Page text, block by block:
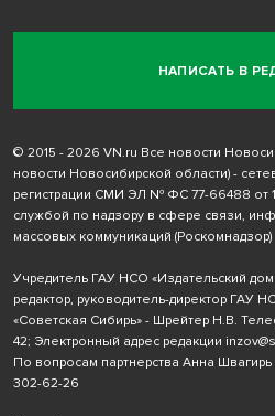
НАПИСАТЬ В
© 2015 - 2026 VN.ru Все новости
новости Новосибирской области) -
регистрации СМИ ЭЛ № ФС 77-66488 от
службой по надзору в сфере связи,
массовых коммуникаций (Роскомнадзор)
Учредитель ГАУ НСО «Издательский
редактор, руководитель-директор ГАУ
«Советская Сибирь» - Шрейтер Н.В.
42; Электронный адрес редакции
По вопросам партнерства Анна Швагирь
302-62-26